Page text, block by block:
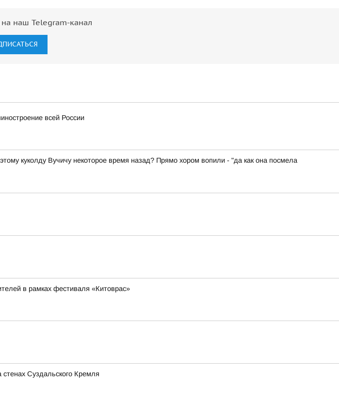
наш Telegram-канал
всей России
куколду Вучичу некоторое время назад? Прямо хором вопили - "да как она посмела
в рамках фестиваля «Китоврас»
Суздальского Кремля